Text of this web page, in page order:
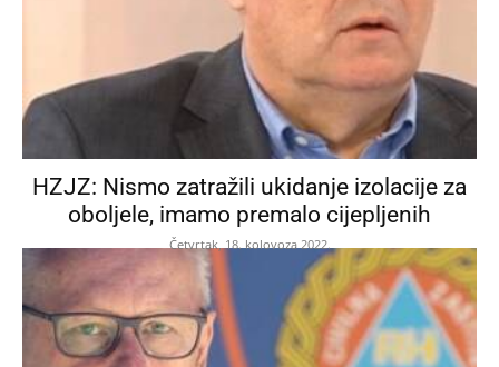
HZJZ: Nismo zatražili ukidanje izolacije za
oboljele, imamo premalo cijepljenih
Četvrtak, 18. kolovoza 2022.